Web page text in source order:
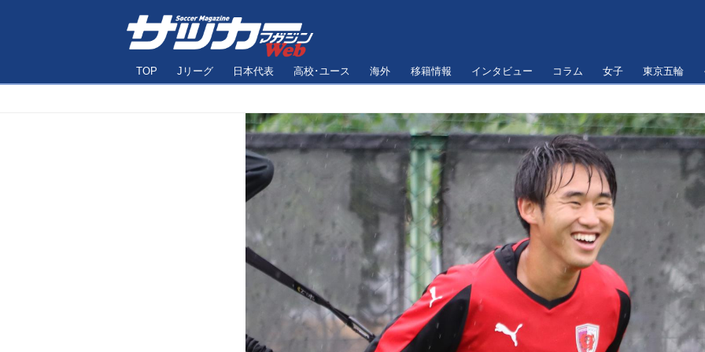
TOP Jリーグ 日本代表 高校･ユース 海外 移籍情報 インタビュー コラム 女子 東京五輪